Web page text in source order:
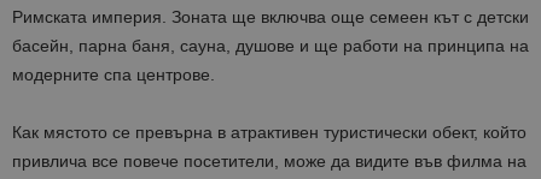
Римската империя. Зоната ще включва още семеен кът с детски
басейн, парна баня, сауна, душове и ще работи на принципа на
модерните спа центрове.
Как мястото се превърна в атрактивен туристически обект, който
привлича все повече посетители, може да видите във филма на